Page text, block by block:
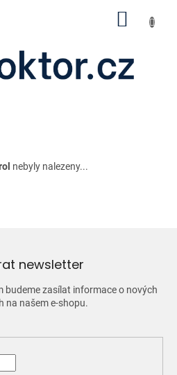
nebyly nalezeny...
newsletter
budeme zasílat informace o nových
na našem e-shopu.